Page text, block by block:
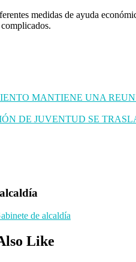
medidas de ayuda
MANTIENE UNA
DE JUVENTUD SE
de alcaldía
Like